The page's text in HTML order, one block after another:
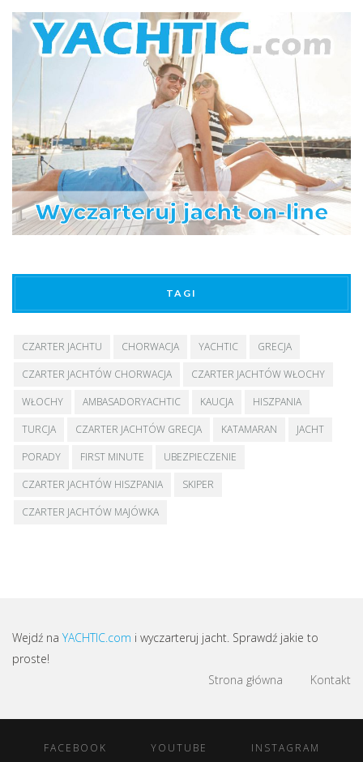
TAGI
CZARTER JACHTU CHORWACJA YACHTIC
GRECJA
CZARTER JACHTÓW CHORWACJA
CZARTER JACHTÓW WŁOCHY
WŁOCHY
AMBASADORYACHTIC KAUCJA
HISZPANIA
TURCJA
CZARTER JACHTÓW GRECJA KATAMARAN
JACHT
PORADY
FIRST MINUTE
UBEZPIECZENIE
CZARTER JACHTÓW HISZPANIA
SKIPER
CZARTER JACHTÓW MAJÓWKA
Wejdź na YACHTIC.com i wyczarteruj jacht. Sprawdź jakie to
proste!
Strona główna
Kontakt
FACEBOOK YOUTUBE INSTAGRAM